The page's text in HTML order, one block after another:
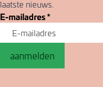
laatste nieuws.
E-mailadres*
aanmelden